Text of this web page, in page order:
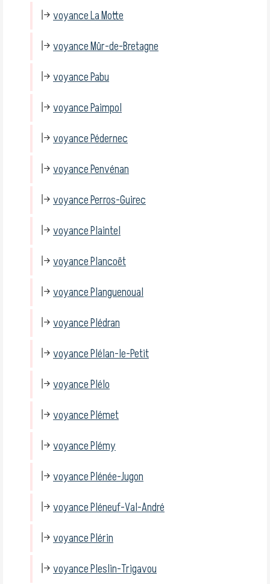
voyance La Motte
voyance Mûr-de-Bretagne
voyance Pabu
voyance Paimpol
voyance Pédernec
voyance Penvénan
voyance Perros-Guirec
voyance Plaintel
voyance Plancoët
voyance Planguenoual
voyance Plédran
voyance Plélan-le-Petit
voyance Plélo
voyance Plémet
voyance Plémy
voyance Plénée-Jugon
voyance Pléneuf-Val-André
voyance Plérin
voyance Pleslin-Trigavou